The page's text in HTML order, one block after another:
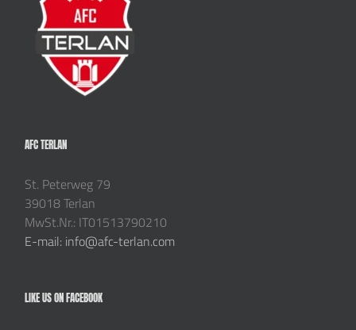
AFC TERLAN
St. Peterweg 79
39018 Terlan
MwSt.Nr.: IT01513790210
E-mail: info@afc-terlan.com
LIKE US ON FACEBOOK